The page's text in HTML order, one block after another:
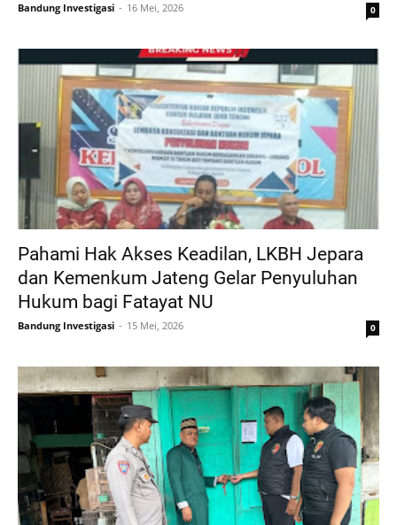
Bandung Investigasi 16 Mei, 2026 0
Pahami Hak Akses Keadilan, LKBH Jepara
dan Kemenkum Jateng Gelar Penyuluhan
Hukum bagi Fatayat NU
Bandung Investigasi 15 Mei, 2026 0